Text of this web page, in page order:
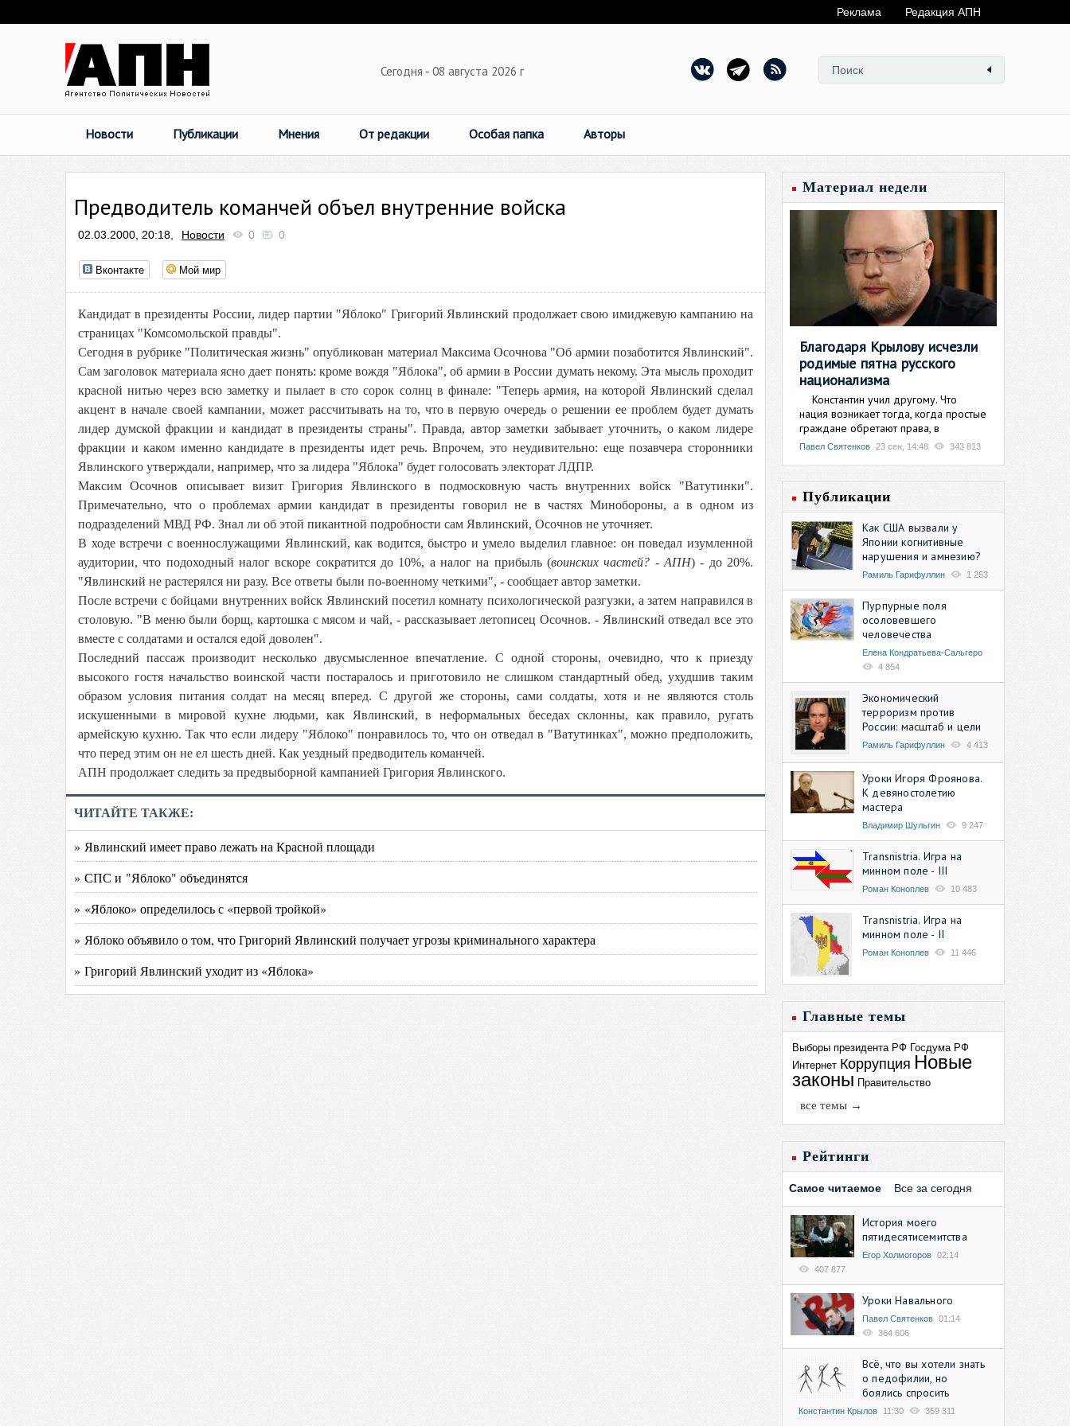
Реклама Редакция АПН
Сегодня - 08 августа 2026 г
Новости Публикации Мнения От редакции Особая папка Авторы
Предводитель команчей объел внутренние войска
02.03.2000, 20:18, Новости 0 0
Вконтакте Мой мир
Кандидат в президенты России, лидер партии "Яблоко" Григорий Явлинский продолжает свою имиджевую кампанию на
страницах "Комсомольской правды".
Сегодня в рубрике "Политическая жизнь" опубликован материал Максима Осочнова "Об армии позаботится Явлинский".
Сам заголовок материала ясно дает понять: кроме вождя "Яблока", об армии в России думать некому. Эта мысль проходит
красной нитью через всю заметку и пылает в сто сорок солнц в финале: "Теперь армия, на которой Явлинский сделал
акцент в начале своей кампании, может рассчитывать на то, что в первую очередь о решении ее проблем будет думать
лидер думской фракции и кандидат в президенты страны". Правда, автор заметки забывает уточнить, о каком лидере
фракции и каком именно кандидате в президенты идет речь. Впрочем, это неудивительно: еще позавчера сторонники
Явлинского утверждали, например, что за лидера "Яблока" будет голосовать электорат ЛДПР.
Максим Осочнов описывает визит Григория Явлинского в подмосковную часть внутренних войск "Ватутинки".
Примечательно, что о проблемах армии кандидат в президенты говорил не в частях Минобороны, а в одном из
подразделений МВД РФ. Знал ли об этой пикантной подробности сам Явлинский, Осочнов не уточняет.
В ходе встречи с военнослужащими Явлинский, как водится, быстро и умело выделил главное: он поведал изумленной
аудитории, что подоходный налог вскоре сократится до 10%, а налог на прибыль (воинских частей? - АПН) - до 20%.
"Явлинский не растерялся ни разу. Все ответы были по-военному четкими", - сообщает автор заметки.
После встречи с бойцами внутренних войск Явлинский посетил комнату психологической разгузки, а затем направился в
столовую. "В меню были борщ, картошка с мясом и чай, - рассказывает летописец Осочнов. - Явлинский отведал все это
вместе с солдатами и остался едой доволен".
Последний пассаж производит несколько двусмысленное впечатление. С одной стороны, очевидно, что к приезду
высокого гостя начальство воинской части постаралось и приготовило не слишком стандартный обед, ухудшив таким
образом условия питания солдат на месяц вперед. С другой же стороны, сами солдаты, хотя и не являются столь
искушенными в мировой кухне людьми, как Явлинский, в неформальных беседах склонны, как правило, ругать
армейскую кухню. Так что если лидеру "Яблоко" понравилось то, что он отведал в "Ватутинках", можно предположить,
что перед этим он не ел шесть дней. Как уездный предводитель команчей.
АПН продолжает следить за предвыборной кампанией Григория Явлинского.
ЧИТАЙТЕ ТАКЖЕ:
» Явлинский имеет право лежать на Красной площади
» СПС и "Яблоко" объединятся
» «Яблоко» определилось с «первой тройкой»
» Яблоко объявило о том, что Григорий Явлинский получает угрозы криминального характера
» Григорий Явлинский уходит из «Яблока»
Материал недели
Благодаря Крылову исчезли
родимые пятна русского
национализма
Константин учил другому. Что
нация возникает тогда, когда простые
граждане обретают права, в
Павел Святенков 23 сен, 14:48 343 813
Публикации
Как США вызвали у
Японии когнитивные
нарушения и амнезию?
Рамиль Гарифуллин 1 263
Пурпурные поля
осоловевшего
человечества
Елена Кондратьева-Сальгеро
4 854
Экономический
терроризм против
России: масштаб и цели
Рамиль Гарифуллин 4 413
Уроки Игоря Фроянова.
К девяностолетию
мастера
Владимир Шульгин 9 247
Transnistria. Игра на
минном поле - III
Роман Коноплев 10 483
Transnistria. Игра на
минном поле - II
Роман Коноплев 11 446
Главные темы
Выборы президента РФ Госдума РФ
Интернет Коррупция Новые
законы Правительство
все темы →
Рейтинги
Самое читаемое Все за сегодня
История моего
пятидесятисемитства
Егор Холмогоров 02:14
407 877
Уроки Навального
Павел Святенков 01:14
364 606
Всё, что вы хотели знать
о педофилии, но
боялись спросить
Константин Крылов 11:30 359 311